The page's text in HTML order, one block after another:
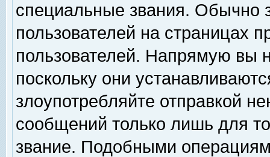
специальные звания. Обычно
пользователей на страницах
пользователей. Напрямую вы
поскольку они
злоупотребляйте отправкой
сообщений только лишь для
звание. Подобными